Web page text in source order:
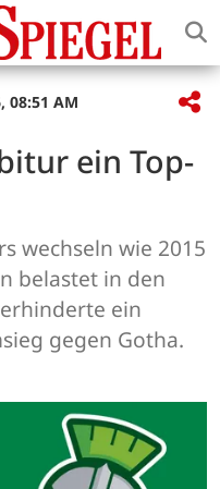
08:51 AM
ein Top-
wechseln wie 2015
belastet in den
ein
gegen Gotha.